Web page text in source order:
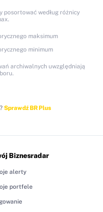
posortować według różnicy
maksimum
minimum
archiwalnych uwzględniają
Sprawdź BR Plus
Biznesradar
alerty
portfele